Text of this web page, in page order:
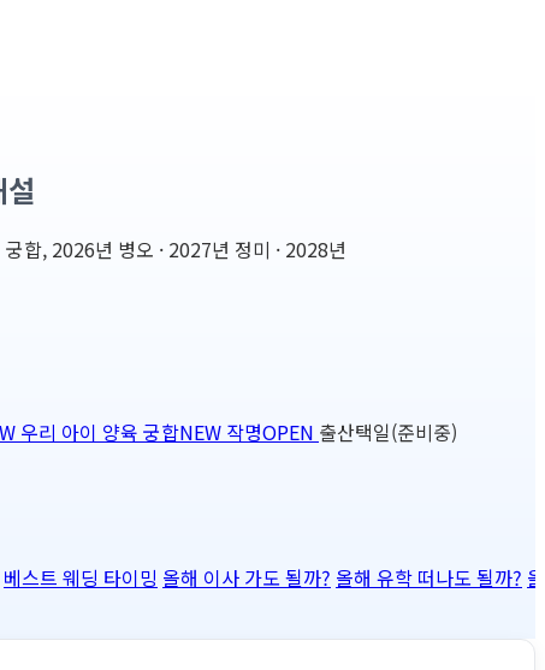
우리 아이 양육 궁합NEW 작명OPEN 출산택일(준비중)
베스트 웨딩 타이밍 올해 이사 가도 될까? 올해 유학 떠나도 될까?
합, 2026년 병오 · 2027년 정미 · 2028년